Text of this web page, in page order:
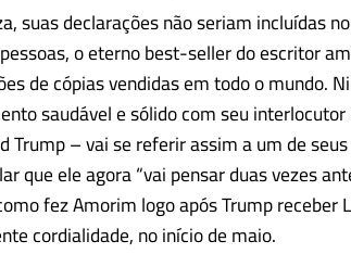
suas declarações não seriam incluídas
o eterno best-seller do escritor
de cópias vendidas em todo o mundo.
saudável e sólido com seu
Trump – vai se referir assim a um de
que ele agora “vai pensar duas vezes
fez Amorim logo após Trump receber
cordialidade, no início de maio.